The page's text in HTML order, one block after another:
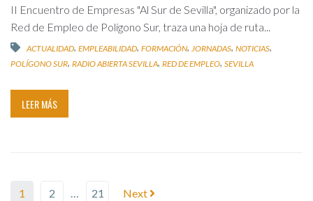
II Encuentro de Empresas "Al Sur de Sevilla", organizado por la
Red de Empleo de Polígono Sur, traza una hoja de ruta...
ACTUALIDAD, EMPLEABILIDAD, FORMACIÓN, JORNADAS, NOTICIAS,
POLÍGONO SUR, RADIO ABIERTA SEVILLA, RED DE EMPLEO, SEVILLA
LEER MÁS
1 2 … 21 Next